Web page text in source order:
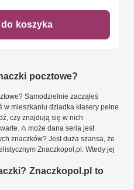
do koszyka
pocztowe?
Samodzielnie zacząłeś
mieszkaniu dziadka klasery pełne
czy znajdują się w nich
A może dana seria jest
znaczków? Jest duża szansa, że
Znaczkopol.pl. Wtedy jej
Znaczkopol.pl to